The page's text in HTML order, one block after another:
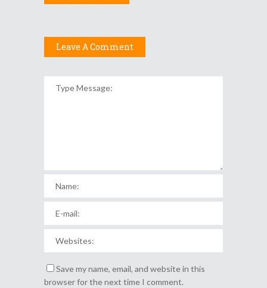
Leave A Comment
Save my name, email, and website in this
browser for the next time I comment.